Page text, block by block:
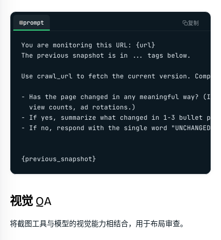
prompt 复制
You are monitoring this URL: {url}
The previous snapshot is in
... tags below.
Use crawl_url to fetch the current version.
- Has the page changed in any meaningful way?
  view counts, ad rotations.)
- If yes, summarize what changed in 1-3 bullet
- If no, respond with the single word "UNCHANGED".
视觉 QA
将截图工具与模型的视觉能力相结合，用于布局审查。